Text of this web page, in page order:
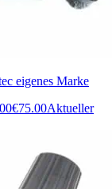
eigenes Marke
€75.00Aktueller